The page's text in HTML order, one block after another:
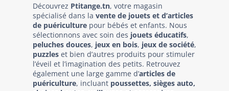
Découvrez Ptitange.tn, votre magasin
spécialisé dans la vente de jouets et d’articles
de puériculture pour bébés et enfants. Nous
sélectionnons avec soin des jouets éducatifs,
peluches douces, jeux en bois, jeux de société,
puzzles et bien d’autres produits pour stimuler
l’éveil et l’imagination des petits. Retrouvez
également une large gamme d’articles de
puériculture, incluant poussettes, sièges auto,